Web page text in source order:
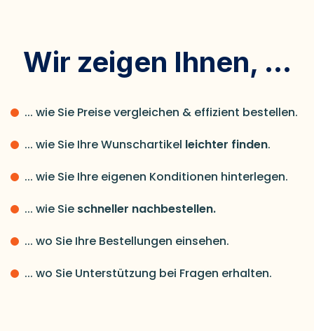
Wir zeigen Ihnen, ...
... wie Sie Preise vergleichen & effizient bestellen.
... wie Sie Ihre Wunschartikel leichter finden.
... wie Sie Ihre eigenen Konditionen hinterlegen.
... wie Sie schneller nachbestellen.
... wo Sie Ihre Bestellungen einsehen.
... wo Sie Unterstützung bei Fragen erhalten.